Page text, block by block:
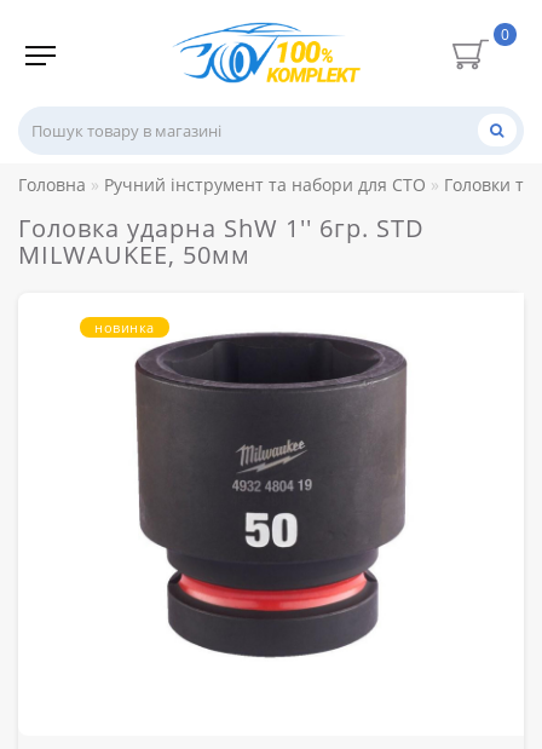
0
Головна Ручний інструмент та набори для СТО Головки
Головка ударна ShW 1'' 6гр. STD
MILWAUKEE, 50мм
новинка